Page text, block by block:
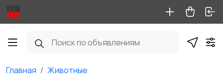
Главная Животные